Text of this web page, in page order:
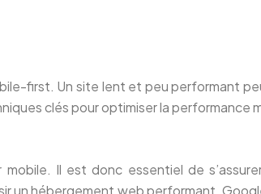
first. Un site lent et peu performant
clés pour optimiser la performance
Il est donc essentiel de
un hébergement web performant.